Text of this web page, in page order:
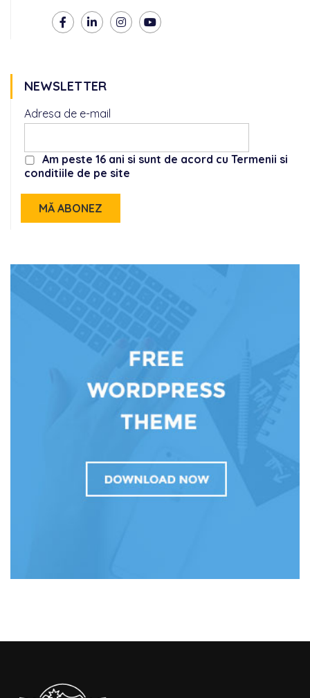
NEWSLETTER
Adresa de e-mail
Am peste 16 ani si sunt de acord cu Termenii si
conditiile de pe site